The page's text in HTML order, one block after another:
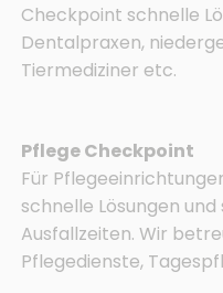
Checkpoint schnelle
Dentalpraxen,
Tiermediziner etc.
Pflege Checkpoint
Für
schnelle Lösungen
Ausfallzeiten. Wir
Pflegedienste,